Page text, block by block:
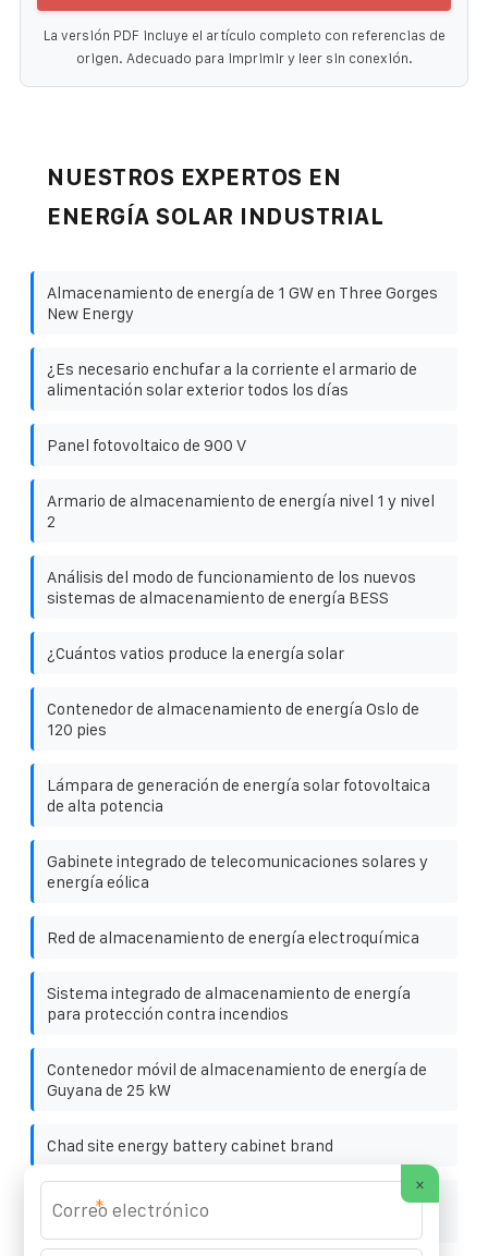
La versión PDF incluye el artículo completo con referencias de
origen. Adecuado para imprimir y leer sin conexión.
NUESTROS EXPERTOS EN
ENERGÍA SOLAR INDUSTRIAL
Almacenamiento de energía de 1 GW en Three Gorges
New Energy
¿Es necesario enchufar a la corriente el armario de
alimentación solar exterior todos los días
Panel fotovoltaico de 900 V
Armario de almacenamiento de energía nivel 1 y nivel
2
Análisis del modo de funcionamiento de los nuevos
sistemas de almacenamiento de energía BESS
¿Cuántos vatios produce la energía solar
Contenedor de almacenamiento de energía Oslo de
120 pies
Lámpara de generación de energía solar fotovoltaica
de alta potencia
Gabinete integrado de telecomunicaciones solares y
energía eólica
Red de almacenamiento de energía electroquímica
Sistema integrado de almacenamiento de energía
para protección contra incendios
Contenedor móvil de almacenamiento de energía de
Guyana de 25 kW
Chad site energy battery cabinet brand
Dispositivo de almacenamiento de energía solar de
Huawei Azerbaiyán
×
*